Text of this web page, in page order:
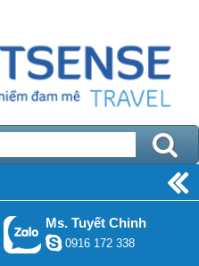
Ms. Tuyết Chinh
0916 172 338